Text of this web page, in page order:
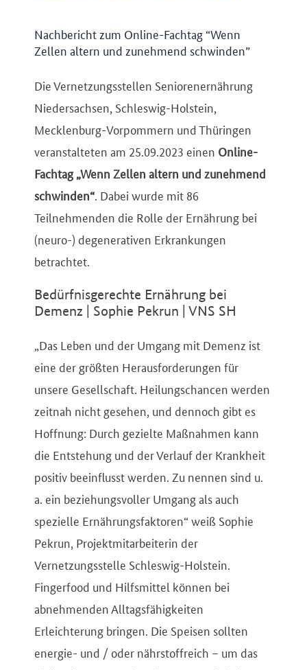
Nachbericht zum Online-Fachtag “Wenn
Zellen altern und zunehmend schwinden”
Die Vernetzungsstellen Seniorenernährung
Niedersachsen, Schleswig-Holstein,
Mecklenburg-Vorpommern und Thüringen
veranstalteten am 25.09.2023 einen Online-
Fachtag „Wenn Zellen altern und zunehmend
schwinden“. Dabei wurde mit 86
Teilnehmenden die Rolle der Ernährung bei
(neuro-) degenerativen Erkrankungen
betrachtet.
Bedürfnisgerechte Ernährung bei
Demenz | Sophie Pekrun | VNS SH
„Das Leben und der Umgang mit Demenz ist
eine der größten Herausforderungen für
unsere Gesellschaft. Heilungschancen werden
zeitnah nicht gesehen, und dennoch gibt es
Hoffnung: Durch gezielte Maßnahmen kann
die Entstehung und der Verlauf der Krankheit
positiv beeinflusst werden. Zu nennen sind u.
a. ein beziehungsvoller Umgang als auch
spezielle Ernährungsfaktoren“ weiß Sophie
Pekrun, Projektmitarbeiterin der
Vernetzungsstelle Schleswig-Holstein.
Fingerfood und Hilfsmittel können bei
abnehmenden Alltagsfähigkeiten
Erleichterung bringen. Die Speisen sollten
energie- und / oder nährstoffreich – um das